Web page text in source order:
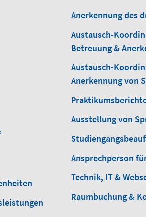
Anerkennung des
Austausch-
Betreuung &
Austausch-
Anerkennung von
Ausstellung von
Ansprechperson
Technik, IT &
Raumbuchung &